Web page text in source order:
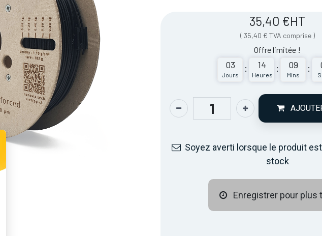
35,40 €HT
( 35,40 € TVA comprise )
Offre limitée !
03
Jours
: 14
Heures
: 09
Mins
:
Soyez averti lorsque le produit
stock
Enregistrer pour plus